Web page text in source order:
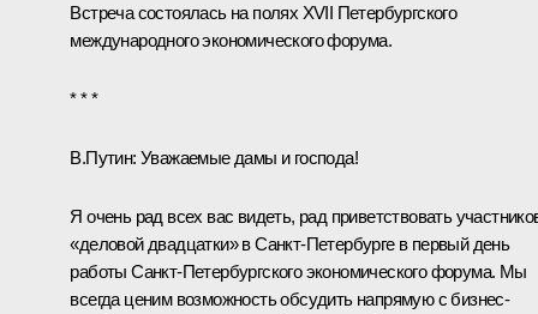
Встреча состоялась на полях XVII Петербургского
международного экономического форума.
* * *
В.Путин: Уважаемые дамы и господа!
Я очень рад всех вас видеть, рад приветствовать
«деловой двадцатки» в Санкт-Петербурге в первый день
работы Санкт-Петербургского экономического форума. Мы
всегда ценим возможность обсудить напрямую с бизнес-